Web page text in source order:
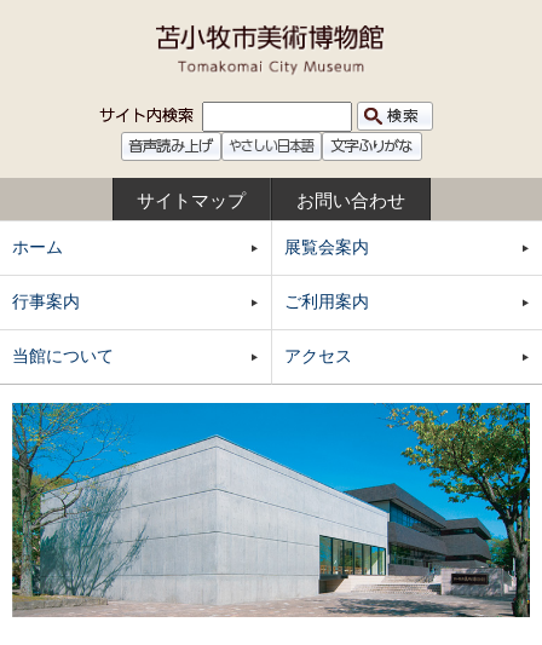
サイトマップ お問い合わせ
ホーム 展覧会案内
行事案内 ご利用案内
当館について アクセス